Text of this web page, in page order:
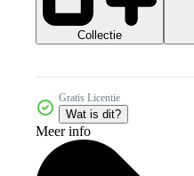
Collectie
Gratis Licentie
Wat is dit?
Meer info